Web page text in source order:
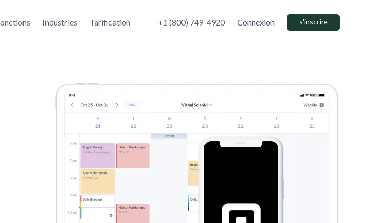
Industries Tarification +1 (800) 749-4920 Connexion s'inscrire